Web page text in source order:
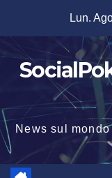
contenuto
Lun.
News sul